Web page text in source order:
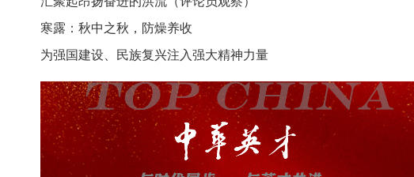
寒露：秋中之秋，防燥养收
为强国建设、民族复兴注入强大精神力量